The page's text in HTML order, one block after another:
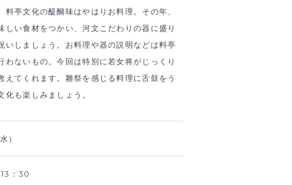
料亭文化の醍醐味はやはりお料理。その年、
しい食材をつかい、河文こだわりの器に盛り
いしましょう。お料理や器の説明などは料亭
わないもの。今回は特別に若女将がじっくり
えてくれます。雛祭を感じる料理に舌鼓をう
化も楽しみましょう。
）
：30